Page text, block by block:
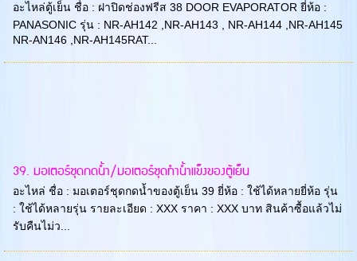
อะไหล่ตู้เย็น ชื่อ : ฝาปิดช่องฟรีส 38 DOOR EVAPORATOR ยี่ห้อ :
PANASONIC รุ่น : NR-AH142 ,NR-AH143 , NR-AH144 ,NR-AH145
NR-AN146 ,NR-AH145RAT...
39. มอเตอร์ชุดกดน้ำ/มอเตอร์ชุดทำน้ำแข็งของตู้เย็น
อะไหล่ ชื่อ : มอเตอร์ชุดกดน้ำของตู้เย็น 39 ยี่ห้อ : ใช้ได้หลายยี่ห้อ รุ่น
: ใช้ได้หลายรุ่น รายละเอียด : XXX ราคา : XXX บาท สินค้าซื้อแล้วไม่
รับคืนไม่ว...